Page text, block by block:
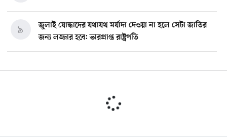
জুলাই যোদ্ধাদের যথাযথ মর্যাদা দেওয়া না হলে সেটা জাতির
জন্য লজ্জার হবে: ভারপ্রাপ্ত রাষ্ট্রপতি
৯
১০
মিশিগানে দক্ষিণ সুরমা ওয়েলফেয়ার অ্যাসোসিয়েশনের